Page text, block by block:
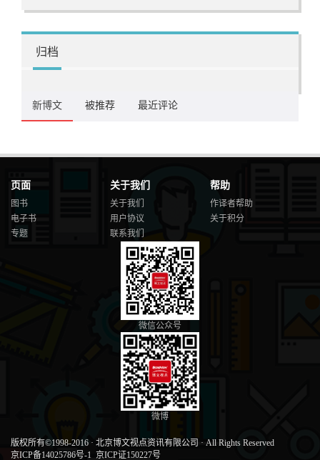
归档
新博文 被推荐 最近评论
页面
图书
电子书
专题
关于我们
关于我们
用户协议
联系我们
帮助
作译者帮助
关于积分
微信公众号
微博
版权所有©1998-2016 · 北京博文视点资讯有限公司 · All Rights Reserved
京ICP备14025786号-1 京ICP证150227号